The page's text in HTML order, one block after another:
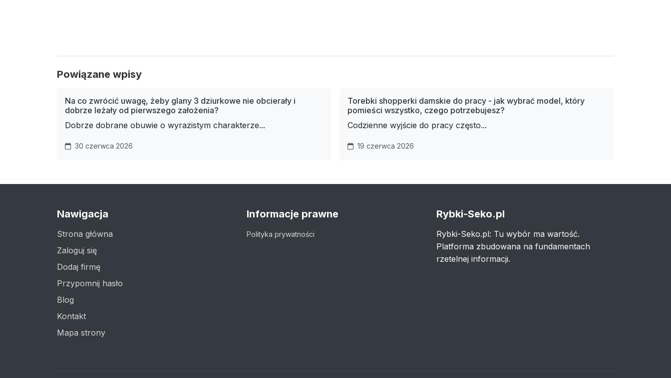
Powiązane wpisy
Na co zwrócić uwagę, żeby glany 3 dziurkowe nie obcierały i
dobrze leżały od pierwszego założenia?
Dobrze dobrane obuwie o wyrazistym charakterze...
30 czerwca 2026
Torebki shopperki damskie do pracy - jak wybrać model, który
pomieści wszystko, czego potrzebujesz?
Codzienne wyjście do pracy często...
19 czerwca 2026
Nawigacja
Strona główna
Zaloguj się
Dodaj firmę
Przypomnij hasło
Blog
Kontakt
Mapa strony
Informacje prawne
Polityka prywatności
Rybki-Seko.pl
Rybki-Seko.pl: Tu wybór ma wartość.
Platforma zbudowana na fundamentach
rzetelnej informacji.